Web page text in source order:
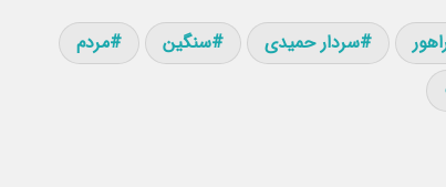
سردار حمیدی سنگین
مردم